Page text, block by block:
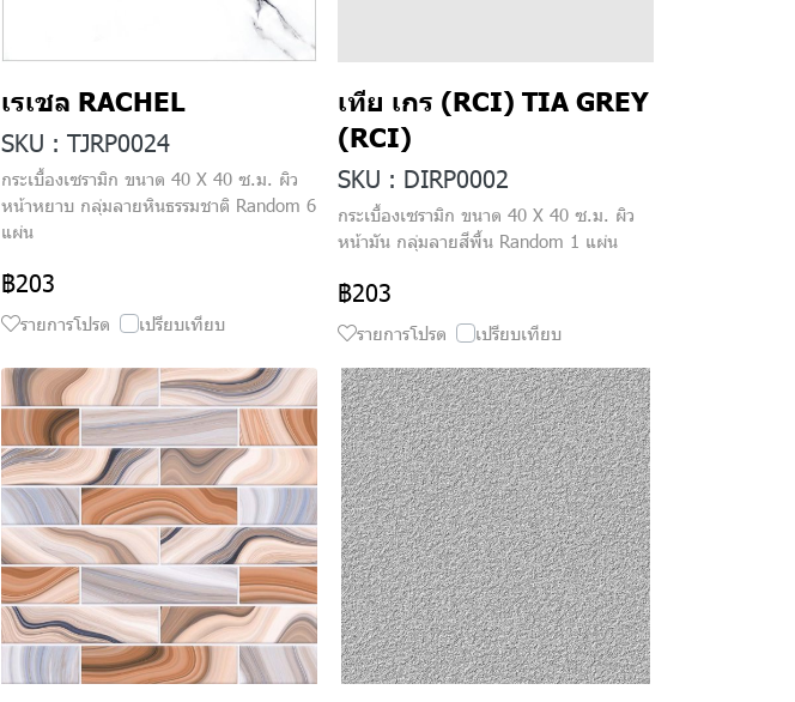
เรเชล RACHEL
SKU : TJRP0024
กระเบื้องเซรามิก ขนาด 40 X 40 ซ.ม. ผิว
หน้าหยาบ กลุ่มลายหินธรรมชาติ Random 6
แผ่น
฿203
รายการโปรด เปรียบเทียบ
เทีย เกร (RCI) TIA GREY
(RCI)
SKU : DIRP0002
กระเบื้องเซรามิก ขนาด 40 X 40 ซ.ม. ผิว
หน้ามัน กลุ่มลายสีพื้น Random 1 แผ่น
฿203
รายการโปรด เปรียบเทียบ